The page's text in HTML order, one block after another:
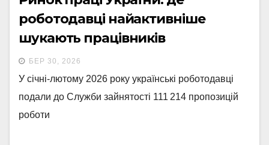
роботодавці найактивніше
шукають працівників
БЕР 30, 2026
У січні-лютому 2026 року українські роботодавці
подали до Служби зайнятості 111 214 пропозицій
роботи